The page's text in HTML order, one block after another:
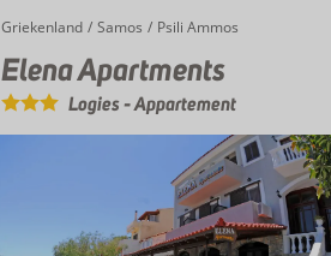
Home
Griekenland Samos Psili Ammos
Elena Apartments
Elena Apartments
Logies-Appartement